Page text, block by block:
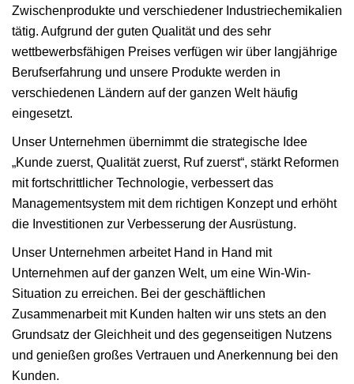
Zwischenprodukte und verschiedener Industriechemikalien
tätig. Aufgrund der guten Qualität und des sehr
wettbewerbsfähigen Preises verfügen wir über langjährige
Berufserfahrung und unsere Produkte werden in
verschiedenen Ländern auf der ganzen Welt häufig
eingesetzt.
Unser Unternehmen übernimmt die strategische Idee
„Kunde zuerst, Qualität zuerst, Ruf zuerst“, stärkt Reformen
mit fortschrittlicher Technologie, verbessert das
Managementsystem mit dem richtigen Konzept und erhöht
die Investitionen zur Verbesserung der Ausrüstung.
Unser Unternehmen arbeitet Hand in Hand mit
Unternehmen auf der ganzen Welt, um eine Win-Win-
Situation zu erreichen. Bei der geschäftlichen
Zusammenarbeit mit Kunden halten wir uns stets an den
Grundsatz der Gleichheit und des gegenseitigen Nutzens
und genießen großes Vertrauen und Anerkennung bei den
Kunden.